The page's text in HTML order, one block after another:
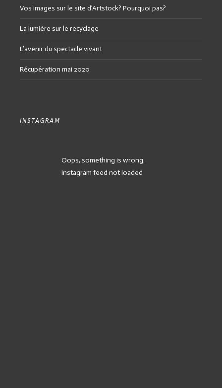
Vos images sur le site d’Artstock? Pourquoi pas?
La lumière sur le recyclage
L’avenir du spectacle vivant
Récupération mai 2020
INSTAGRAM
Oops, something is wrong.
Instagram feed not loaded